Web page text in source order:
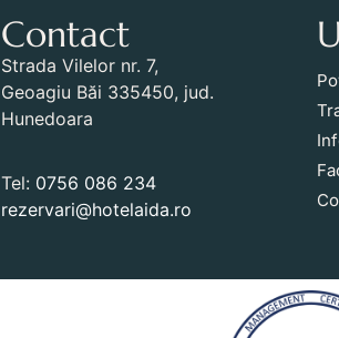
Contact
Strada Vilelor nr. 7,
Geoagiu Băi 335450, jud.
Hunedoara
Tel: 0756 086 234
rezervari@hotelaida.ro